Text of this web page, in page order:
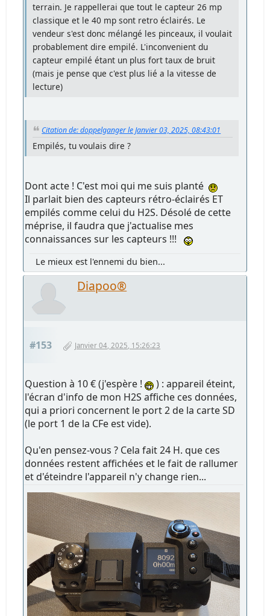
terrain. Je rappellerai que tout le capteur 26 mp
classique et le 40 mp sont retro éclairés. Le
vendeur s'est donc mélangé les pinceaux, il voulait
probablement dire empilé. L'inconvenient du
capteur empilé étant un plus fort taux de bruit
(mais je pense que c'est plus lié a la vitesse de
lecture)
Citation de: doppelganger le Janvier 03, 2025, 08:43:01
Empilés, tu voulais dire ?
Dont acte ! C'est moi qui me suis planté
Il parlait bien des capteurs rétro-éclairés ET
empilés comme celui du H2S. Désolé de cette
méprise, il faudra que j'actualise mes
connaissances sur les capteurs !!!
Le mieux est l'ennemi du bien...
Diapoo®
#153 Janvier 04, 2025, 15:26:23
Question à 10 € (j'espère !
) : appareil éteint,
l'écran d'info de mon H2S affiche ces données,
qui a priori concernent le port 2 de la carte SD
(le port 1 de la CFe est vide).
Qu'en pensez-vous ? Cela fait 24 H. que ces
données restent affichées et le fait de rallumer
et d'éteindre l'appareil n'y change rien...